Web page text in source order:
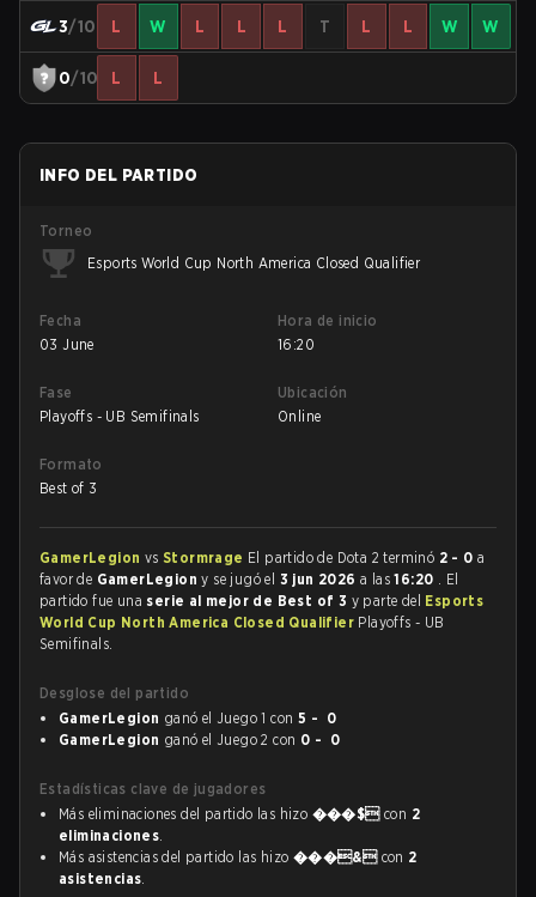
3/10 L W L L L T L L W W
0/10 L L
INFO DEL PARTIDO
Torneo
Esports World Cup North America Closed Qualifier
Fecha
03 June
Hora de inicio
16:20
Fase
Playoffs - UB Semifinals
Ubicación
Online
Formato
Best of 3
GamerLegion vs Stormrage El partido de Dota 2 terminó 2 - 0 a
favor de GamerLegiony se jugó el 3 jun 2026a las16:20 . El
partido fue una serie al mejor de Best of 3 y parte del Esports
World Cup North America Closed Qualifier Playoffs - UB
Semifinals.
Desglose del partido
GamerLegion ganó el Juego 1 con 5 - 0
GamerLegion ganó el Juego 2 con 0 - 0
Estadísticas clave de jugadores
Más eliminaciones del partido las hizo ���$con 2
eliminaciones.
Más asistencias del partido las hizo ���&con 2
asistencias.